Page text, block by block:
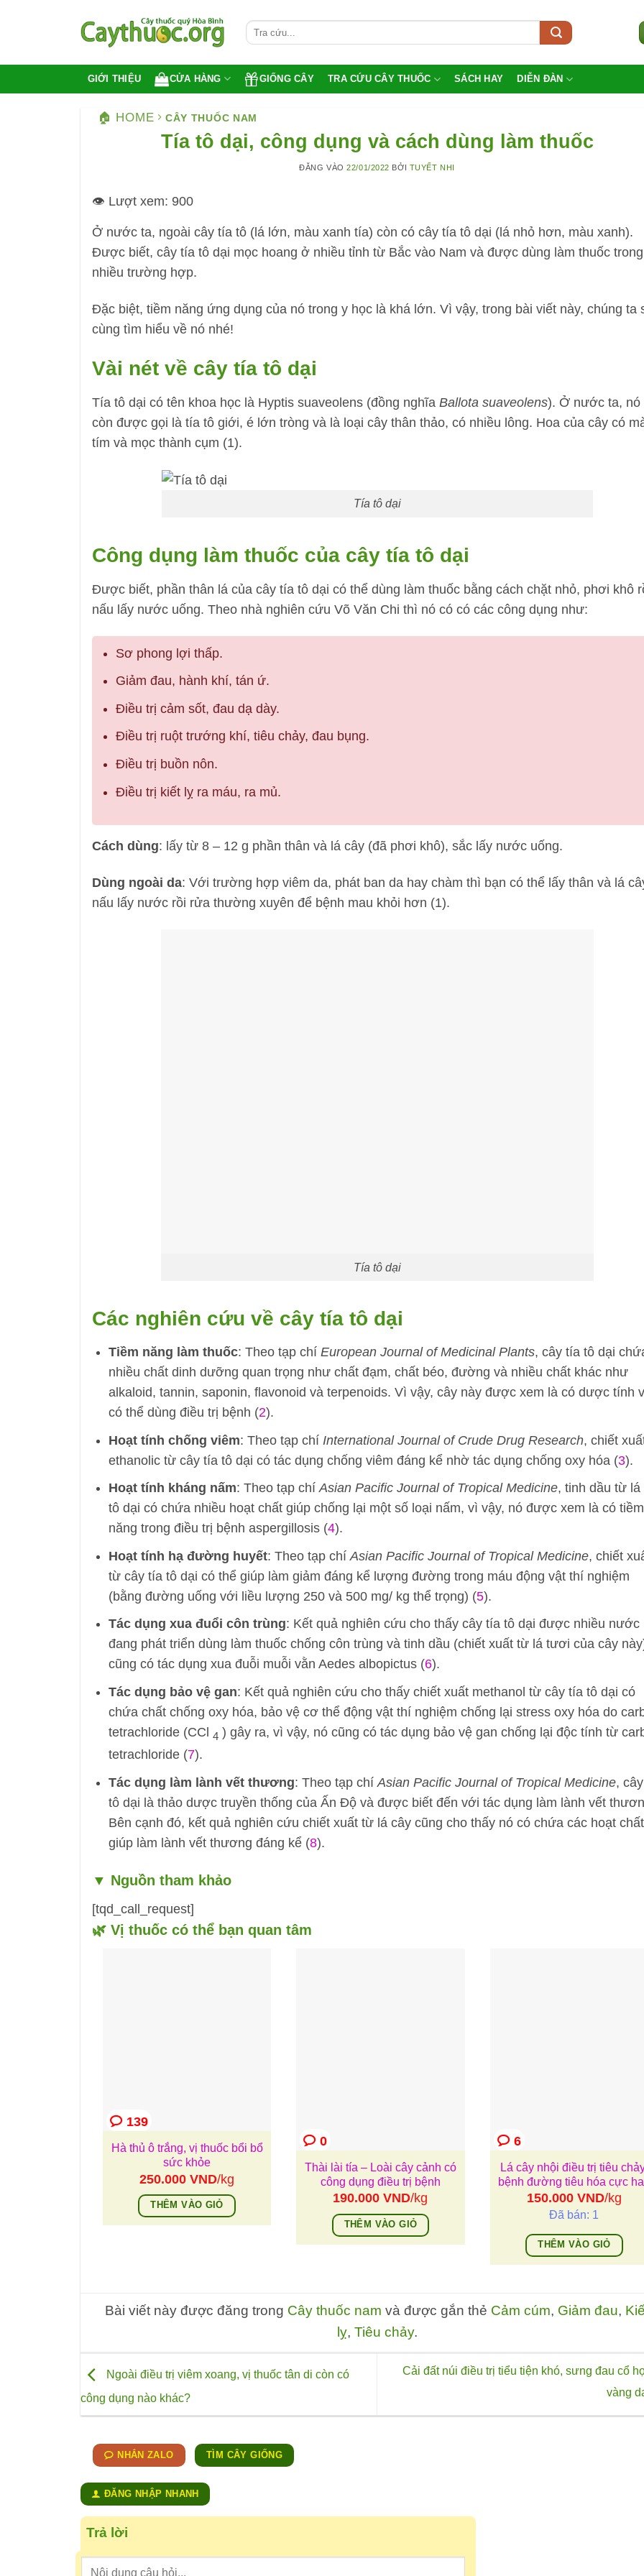
dung
GIỚI THIỆU CỬA HÀNG GIỐNG CÂY TRA CỨU CÂY THUỐC SÁCH HAY DIỄN ĐÀN
🏠 HOME CÂY THUỐC NAM
Tía tô dại, công dụng và cách dùng làm thuốc
ĐĂNG VÀO22/01/2022 BỞI TUYẾT NHI
👁️ Lượt xem: 900
Ở nước ta, ngoài cây tía tô (lá lớn, màu xanh tía) còn có cây tía tô dại (lá nhỏ hơn, màu xanh).
Được biết, cây tía tô dại mọc hoang ở nhiều tỉnh từ Bắc vào Nam và được dùng làm thuốc trong
nhiều trường hợp.
Đặc biệt, tiềm năng ứng dụng của nó trong y học là khá lớn. Vì vậy, trong bài viết này, chúng ta
cùng tìm hiểu về nó nhé!
Vài nét về cây tía tô dại
Tía tô dại có tên khoa học là Hyptis suaveolens (đồng nghĩa Ballota suaveolens). Ở nước ta, nó
còn được gọi là tía tô giới, é lớn tròng và là loại cây thân thảo, có nhiều lông. Hoa của cây có
tím và mọc thành cụm (1).
Tía tô dại
Công dụng làm thuốc của cây tía tô dại
Được biết, phần thân lá của cây tía tô dại có thể dùng làm thuốc bằng cách chặt nhỏ, phơi khô
nấu lấy nước uống. Theo nhà nghiên cứu Võ Văn Chi thì nó có có các công dụng như:
Sơ phong lợi thấp.
Giảm đau, hành khí, tán ứ.
Điều trị cảm sốt, đau dạ dày.
Điều trị ruột trướng khí, tiêu chảy, đau bụng.
Điều trị buồn nôn.
Điều trị kiết lỵ ra máu, ra mủ.
Cách dùng: lấy từ 8 – 12 g phần thân và lá cây (đã phơi khô), sắc lấy nước uống.
Dùng ngoài da: Với trường hợp viêm da, phát ban da hay chàm thì bạn có thể lấy thân và lá
nấu lấy nước rồi rửa thường xuyên để bệnh mau khỏi hơn (1).
Tía tô dại
Các nghiên cứu về cây tía tô dại
Tiềm năng làm thuốc: Theo tạp chí European Journal of Medicinal Plants, cây tía tô dại
nhiều chất dinh dưỡng quan trọng như chất đạm, chất béo, đường và nhiều chất khác như
alkaloid, tannin, saponin, flavonoid và terpenoids. Vì vậy, cây này được xem là có dược tính
có thể dùng điều trị bệnh (2).
Hoạt tính chống viêm: Theo tạp chí International Journal of Crude Drug Research, chiết
ethanolic từ cây tía tô dại có tác dụng chống viêm đáng kể nhờ tác dụng chống oxy hóa (3).
Hoạt tính kháng nấm: Theo tạp chíAsian Pacific Journal of Tropical Medicine, tinh dầu từ lá
tô dại có chứa nhiều hoạt chất giúp chống lại một số loại nấm, vì vậy, nó được xem là có tiềm
năng trong điều trị bệnh aspergillosis (4).
Hoạt tính hạ đường huyết: Theo tạp chí Asian Pacific Journal of Tropical Medicine, chiết
từ cây tía tô dại có thể giúp làm giảm đáng kể lượng đường trong máu động vật thí nghiệm
(bằng đường uống với liều lượng 250 và 500 mg/ kg thể trọng) (5).
Tác dụng xua đuổi côn trùng: Kết quả nghiên cứu cho thấy cây tía tô dại được nhiều nước
đang phát triển dùng làm thuốc chống côn trùng và tinh dầu (chiết xuất từ lá tươi của cây
cũng có tác dụng xua đuỗi muỗi vằn Aedes albopictus (6).
Tác dụng bảo vệ gan: Kết quả nghiên cứu cho thấy chiết xuất methanol từ cây tía tô dại có
chứa chất chống oxy hóa, bảo vệ cơ thể động vật thí nghiệm chống lại stress oxy hóa do
tetrachloride (CCl 4 ) gây ra, vì vậy, nó cũng có tác dụng bảo vệ gan chống lại độc tính từ
tetrachloride (7).
Tác dụng làm lành vết thương: Theo tạp chí Asian Pacific Journal of Tropical Medicine,
tô dại là thảo dược truyền thống của Ấn Độ và được biết đến với tác dụng làm lành vết
Bên cạnh đó, kết quả nghiên cứu chiết xuất từ lá cây cũng cho thấy nó có chứa các hoạt chất
giúp làm lành vết thương đáng kể (8).
▼ Nguồn tham khảo
[tqd_call_request]
🌿 Vị thuốc có thể bạn quan tâm
139
Hà thủ ô trắng, vị thuốc bổi bổ
sức khỏe
250.000VND/kg
THÊM VÀO GIỎ
0
Thài lài tía – Loài cây cảnh có
công dụng điều trị bệnh
190.000VND/kg
THÊM VÀO GIỎ
6
Lá cây nhội điều trị tiêu
bệnh đường tiêu hóa cực
150.000 VND/kg
Đã bán: 1
THÊM VÀO GIỎ
Bài viết này được đăng trong Cây thuốc nam và được gắn thẻ Cảm cúm, Giảm đau,
lỵ, Tiêu chảy.
Ngoài điều trị viêm xoang, vị thuốc tân di còn có
công dụng nào khác?
Cải đất núi điều trị tiểu tiện khó, sưng đau cổ
vàng
NHẮN ZALO TÌM CÂY GIỐNG
ĐĂNG NHẬP NHANH
Trả lời